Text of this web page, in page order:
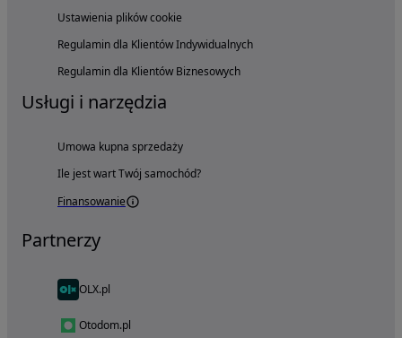
Ustawienia plików cookie
Regulamin dla Klientów Indywidualnych
Regulamin dla Klientów Biznesowych
Usługi i narzędzia
Umowa kupna sprzedaży
Ile jest wart Twój samochód?
Finansowanie
Partnerzy
OLX.pl
Otodom.pl